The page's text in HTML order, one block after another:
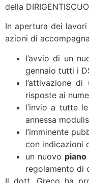
della
In apertura dei
azioni di
l’avvio di un
gennaio tutti i
l’attivazione di
risposte ai
l’invio a tutte
annessa
l’imminente
con indicazioni
un nuovo
regolamento di
Il dott. Greco ha